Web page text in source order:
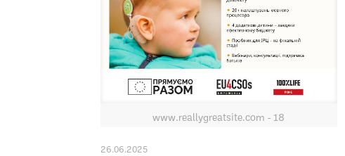
www.reallygreatsite.com - 18
26.06.2025